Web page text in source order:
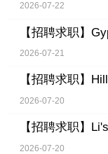
2026-07-22
【招聘求职】
2026-07-21
【招聘求职】
2026-07-20
【招聘求职】
2026-07-20